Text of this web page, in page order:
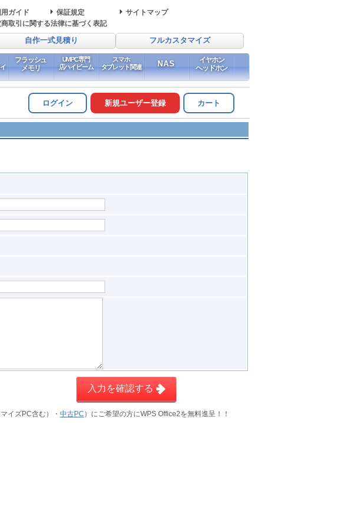
用ガイド 保証規定
サイトマップ
取引に関する法律に基づく表記
自作一式見積り フルカスタマイズ
フラッシュ
メモリ
UMPC専門
店ハイビーム
スマホ
タブレット関連
NAS
イヤホン
ヘッドホン
ログイン 新規ユーザー登録 カート
入力を確認する
イズPC含む）・ 中古PC ）にご希望の方にWPS Office2を無料進呈！！